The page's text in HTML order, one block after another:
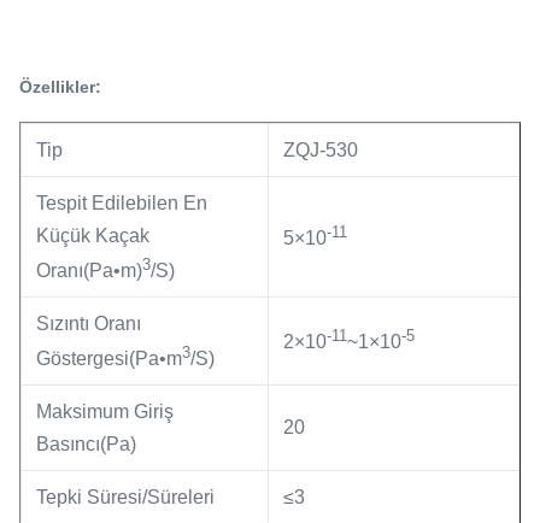
Özellikler:
Tip ZQJ-530
Tespit Edilebilen En
Küçük Kaçak
Oranı(Pa•m)3/S)
5×10-11
Sızıntı Oranı
Göstergesi(Pa•m3/S)
2×10-11~1×10-5
Maksimum Giriş
Basıncı(Pa)
20
Tepki Süresi/Süreleri ≤3